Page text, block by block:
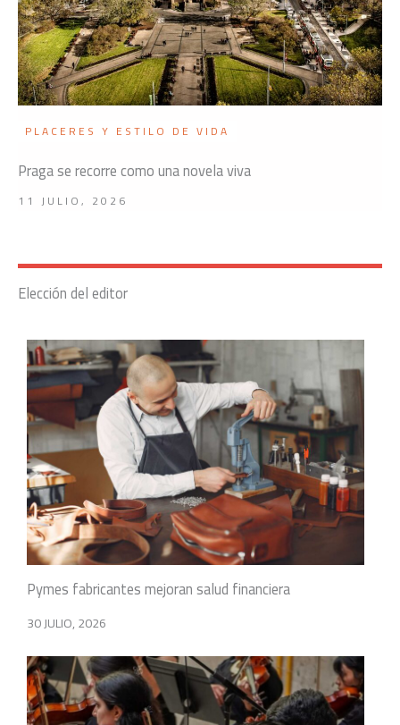
PLACERES Y ESTILO DE VIDA
Praga se recorre como una novela viva
11 JULIO, 2026
Elección del editor
Pymes fabricantes mejoran salud financiera
30 JULIO, 2026